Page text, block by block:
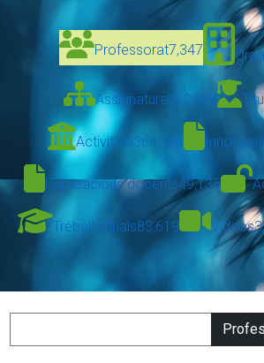
Professorat7,347
Assignatures12,328
Activitats364,434
Publicacions docents49,136
Treballs finals83,619 Vídeos